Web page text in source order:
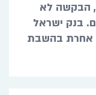
הבקשה לא
בנק ישראל
אחרת בהשבת